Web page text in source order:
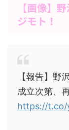
【画像】
ジモト！
【報告】野
成立次第、
https://t.co/